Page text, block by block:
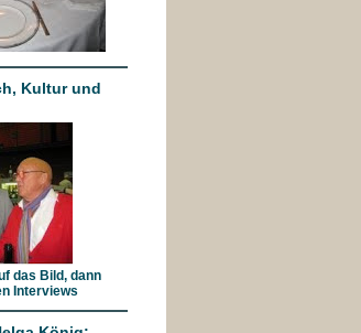
Kultur und
das Bild, dann
Interviews